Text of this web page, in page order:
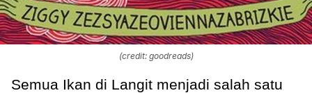
(credit: goodreads)
Semua Ikan di Langit menjadi salah satu